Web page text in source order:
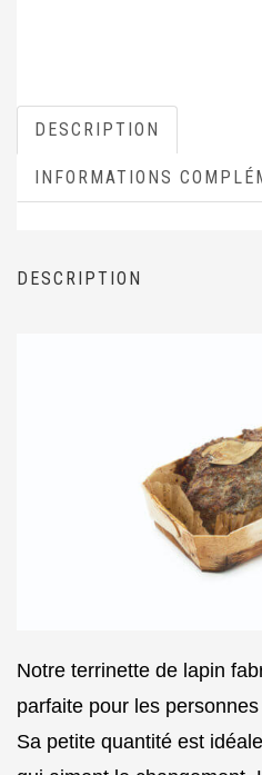
DESCRIPTION
INFORMATIONS
DESCRIPTION
Notre terrinette de lapin
parfaite pour les
Sa petite quantité est